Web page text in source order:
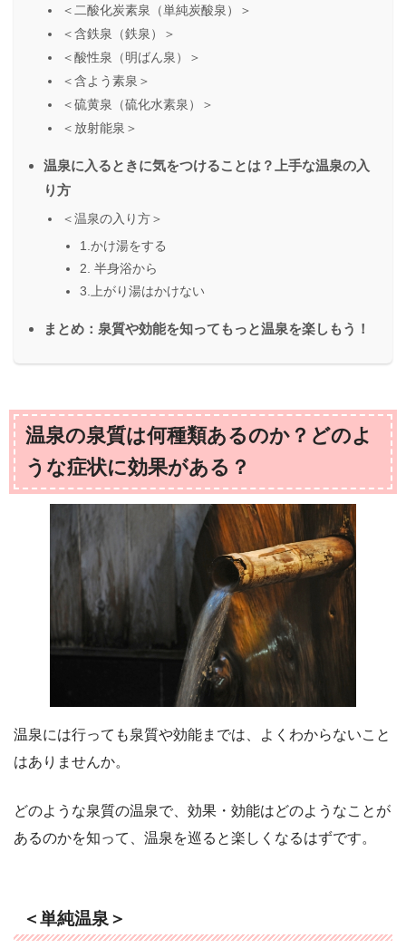
＜二酸化炭素泉（単純炭酸泉）＞
＜含鉄泉（鉄泉）＞
＜酸性泉（明ばん泉）＞
＜含よう素泉＞
＜硫黄泉（硫化水素泉）＞
＜放射能泉＞
温泉に入るときに気をつけることは？上手な温泉の入
り方
＜温泉の入り方＞
1.かけ湯をする
2. 半身浴から
3.上がり湯はかけない
まとめ：泉質や効能を知ってもっと温泉を楽しもう！
温泉の泉質は何種類あるのか？どのよ
うな症状に効果がある？
温泉には行っても泉質や効能までは、よくわからないこと
はありませんか。
どのような泉質の温泉で、効果・効能はどのようなことが
あるのかを知って、温泉を巡ると楽しくなるはずです。
＜単純温泉＞